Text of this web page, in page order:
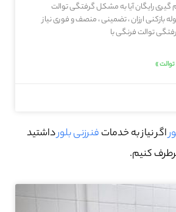
گیری رایگان آیا به مشکل گرفتگی توالت
بازکنی ارزان ، تضمینی ، منصف و فوری نیاز
توالت فرنگی با
»
اگر نیاز به خدماتفنرزنی بلورداشتید
کنیم.